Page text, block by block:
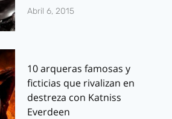
Abril 6, 2015
10 arqueras famosas y
ficticias que rivalizan en
destreza con Katniss
Everdeen